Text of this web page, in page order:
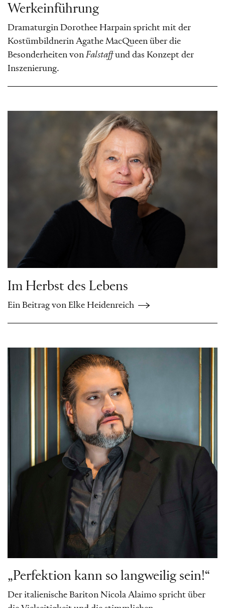
Werkeinführung
Dramaturgin Dorothee Harpain spricht mit der
Kostümbildnerin Agathe MacQueen über die
Besonderheiten von Falstaffund das Konzept der
Inszenierung.
Im Herbst des Lebens
Ein Beitrag von Elke Heidenreich
„Perfektion kann so langweilig sein!“
Der italienische Bariton Nicola Alaimo spricht über